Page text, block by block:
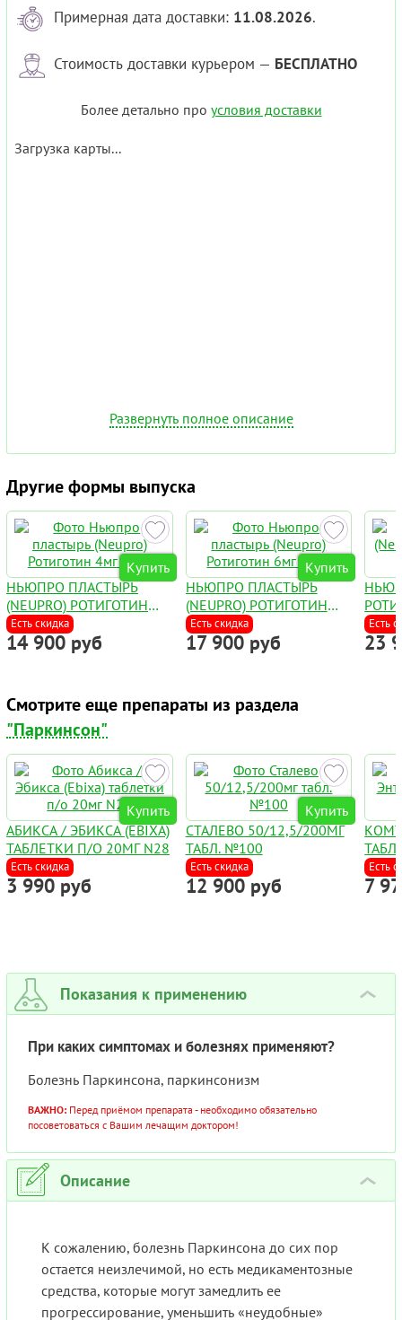
Примерная дата доставки: 11.08.2026.
Стоимость доставки курьером — БЕСПЛАТНО
Более детально про условия доставки
Загрузка карты...
Развернуть полное описание
Другие формы выпуска
Купить
НЬЮПРО ПЛАСТЫРЬ
(NEUPRO) РОТИГОТИН
4МГ №30
Есть скидка
14 900 руб
Купить
НЬЮПРО ПЛАСТЫРЬ
(NEUPRO) РОТИГОТИН
6МГ №30
Есть скидка
17 900 руб
№30
Есть
23
Смотрите еще препараты из раздела
"Паркинсон"
Купить
АБИКСА / ЭБИКСА (EBIXA)
ТАБЛЕТКИ П/О 20МГ N28
Есть скидка
3 990 руб
Купить
СТАЛЕВО 50/12,5/200МГ
ТАБЛ. №100
Есть скидка
12 900 руб
Есть
7
Показания к применению ›
При каких симптомах и болезнях применяют?
Болезнь Паркинсона, паркинсонизм
ВАЖНО: Перед приёмом препарата - необходимо обязательно
посоветоваться с Вашим лечащим доктором!
Описание ›
К сожалению, болезнь Паркинсона до сих пор
остается неизлечимой, но есть медикаментозные
средства, которые могут замедлить ее
прогрессирование, уменьшить «неудобные»